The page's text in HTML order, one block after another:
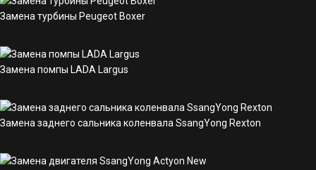
Замена турбины Peugeot Boxer
Замена помпы LADA Largus
Замена заднего сальника коленвала SsangYong Rexton